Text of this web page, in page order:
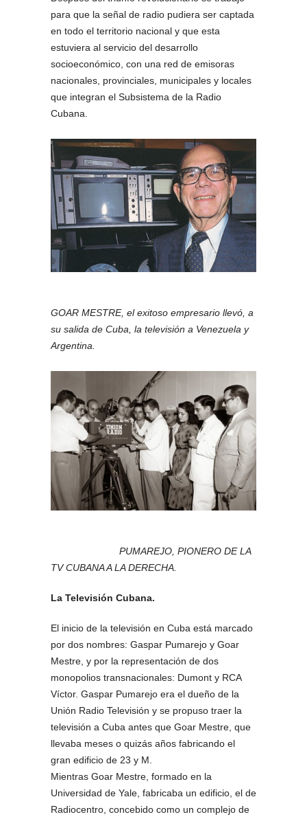
para que la señal de radio pudiera ser captada
en todo el territorio nacional y que esta
estuviera al servicio del desarrollo
socioeconómico, con una red de emisoras
nacionales, provinciales, municipales y locales
que integran el Subsistema de la Radio
Cubana.
GOAR MESTRE, el exitoso empresario llevó, a
su salida de Cuba, la televisión a Venezuela y
Argentina.
PUMAREJO, PIONERO DE LA
TV CUBANA A LA DERECHA.
La Televisión Cubana.
El inicio de la televisión en Cuba está marcado
por dos nombres: Gaspar Pumarejo y Goar
Mestre, y por la representación de dos
monopolios transnacionales: Dumont y RCA
Víctor. Gaspar Pumarejo era el dueño de la
Unión Radio Televisión y se propuso traer la
televisión a Cuba antes que Goar Mestre, que
llevaba meses o quizás años fabricando el
gran edificio de 23 y M.
Mientras Goar Mestre, formado en la
Universidad de Yale, fabricaba un edificio, el de
Radiocentro, concebido como un complejo de